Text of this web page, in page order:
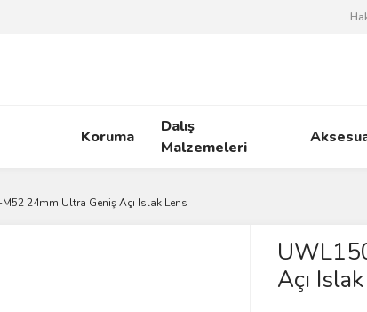
Koruma
Dalış
Malzemeleri
24mm Ultra Geniş Açı Islak Lens
Açı